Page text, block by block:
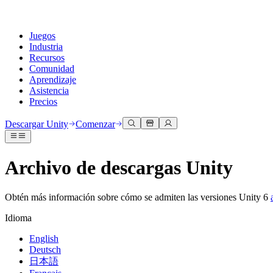
Juegos
Industria
Recursos
Comunidad
Aprendizaje
Asistencia
Precios
Motor de Unity
Descargar Unity
Implementar
Multiplataforma
Colaboración 3D
Experiencias del cliente
Industrias
Fabricación
Documentación
Manuales de usuario oficiales y referencias de API
Versiones de lanzamiento y rastreador de problemas
Hoja de ruta
Revisar características próximas
Glosario
Discusiones
Discute, resuelve problemas y conéctate
Eventos globales y locales
Hecho con Unity
Presentando a los creadores de Unity
Unity Learn
¿No tienes experiencia con Unity?
Pon en marcha tu aprendizaje
Rutas esenciales de Unity
Obtener ayuda
PREGUNTAS FRECUENTES
Contáctanos
Conéctate con nuestro equipo
Descargar Unity Comenzar
Archivo de descargas Unity
Obtén más información sobre cómo se admiten las versiones Unity 6
Idioma
English
Deutsch
日本語